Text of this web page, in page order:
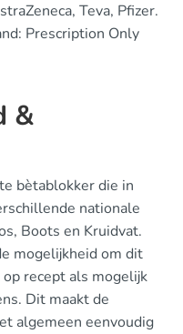
Teva, Pfizer.
Prescription Only
&
bètablokker die in
nationale
Boots en Kruidvat.
mogelijkheid om dit
recept als mogelijk
Dit maakt de
algemeen eenvoudig